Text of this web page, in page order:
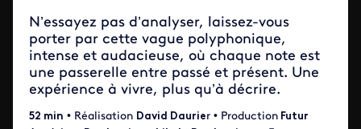
N’essayez pas d’analyser, laissez-vous
porter par cette vague polyphonique,
intense et audacieuse, où chaque note est
une passerelle entre passé et présent. Une
expérience à vivre, plus qu’à décrire.
52 min • Réalisation David Daurier • Production Futur